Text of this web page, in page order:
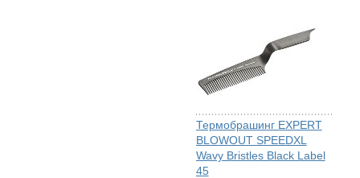
Термобрашинг EXPERT
BLOWOUT SPEEDXL
Wavy Bristles Black Label
45